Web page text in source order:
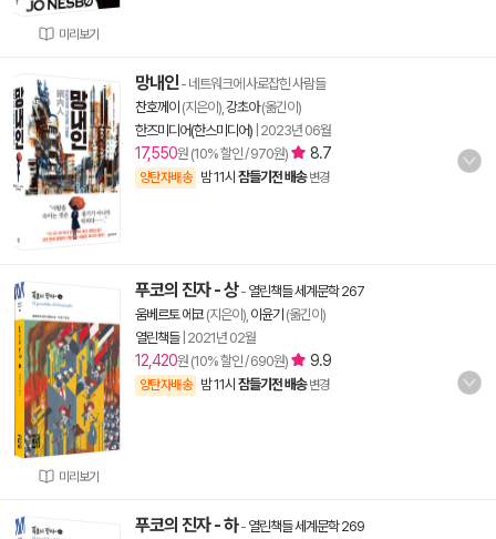
미리보기
망내인- 네트워크에 사로잡힌 사람들
찬호께이 (지은이), 강초아(옮긴이)
한즈미디어(한스미디어) 2023년 06월
17,550원 (10% 할인 / 970원) 8.7
양탄자배송 밤 11시 잠들기전 배송 변경
미리보기
푸코의 진자 - 상- 열린책들 세계문학 267
움베르토 에코(지은이), 이윤기 (옮긴이)
열린책들| 2021년 02월
12,420원 (10% 할인 / 690원) 9.9
양탄자배송 밤 11시 잠들기전 배송 변경
푸코의 진자 - 하- 열린책들 세계문학 269